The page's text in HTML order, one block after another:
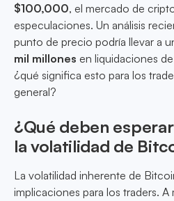
$100,000, el mercado de
especulaciones. Un análisis
punto de precio podría llevar a
mil millones en liquidaciones
¿qué significa esto para los
general?
¿Qué deben
la volatilidad de
La volatilidad inherente de
implicaciones para los traders.